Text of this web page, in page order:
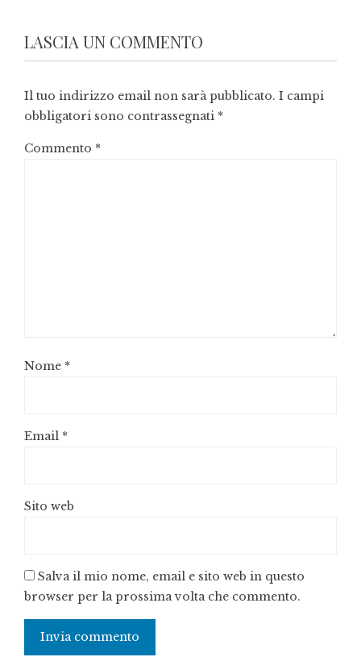
LASCIA UN COMMENTO
Il tuo indirizzo email non sarà pubblicato. I campi
obbligatori sono contrassegnati *
Commento *
Nome *
Email *
Sito web
Salva il mio nome, email e sito web in questo
browser per la prossima volta che commento.